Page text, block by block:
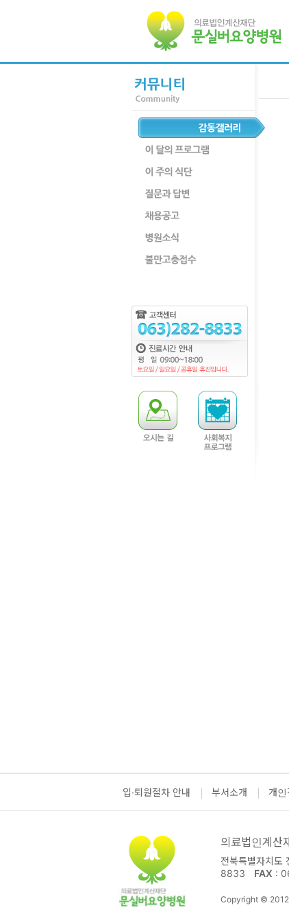
입·퇴원절차 안내 부서소개 개인
의료법인계산
전북특별자치도
8833
FAX :
Copyright © 2012